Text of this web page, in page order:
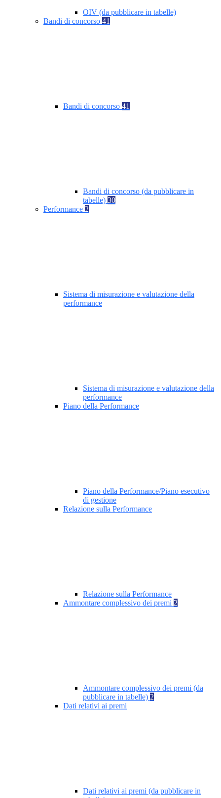
OIV (da pubblicare in tabelle)
Bandi di concorso 41
Bandi di concorso 41
Bandi di concorso (da pubblicare in
tabelle) 30
Performance 2
Sistema di misurazione e valutazione della
performance
Sistema di misurazione e valutazione della
performance
Piano della Performance
Piano della Performance/Piano esecutivo
di gestione
Relazione sulla Performance
Relazione sulla Performance
Ammontare complessivo dei premi 2
Ammontare complessivo dei premi (da
pubblicare in tabelle) 2
Dati relativi ai premi
Dati relativi ai premi (da pubblicare in